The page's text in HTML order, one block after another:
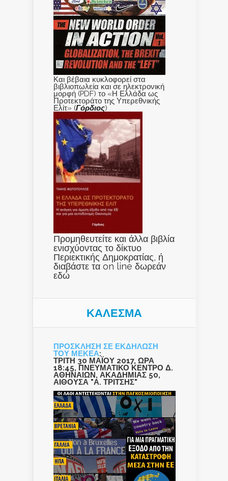
Και βέβαια κυκλοφορεί στα
βιβλιοπωλεία και σε ηλεκτρονική
μορφή (PDF) το «Η Ελλάδα ως
Προτεκτοράτο της Υπερεθνικής
Ελίτ» (Γόρδιος)
Προμηθευτείτε και άλλα βιβλία
ενισχύοντας το δίκτυο
Περιεκτικής Δημοκρατίας, ή
διαβάστε τα on line δωρεάν
εδώ
ΚΑΛΕΣΜΑ
ΠΡΟΣΚΛΗΣΗ ΣΕ ΕΚΔΗΛΩΣΗ
ΤΟΥ ΜΕΚΕΑ:
ΤΡΙΤΗ 30 ΜΑΪΟΥ 2017, ΩΡΑ
18:45, ΠΝΕΥΜΑΤΙΚΟ ΚΕΝΤΡΟ Δ.
ΑΘΗΝΑΙΩΝ, ΑΚΑΔΗΜΙΑΣ 50,
ΑΙΘΟΥΣΑ "Α. ΤΡΙΤΣΗΣ"